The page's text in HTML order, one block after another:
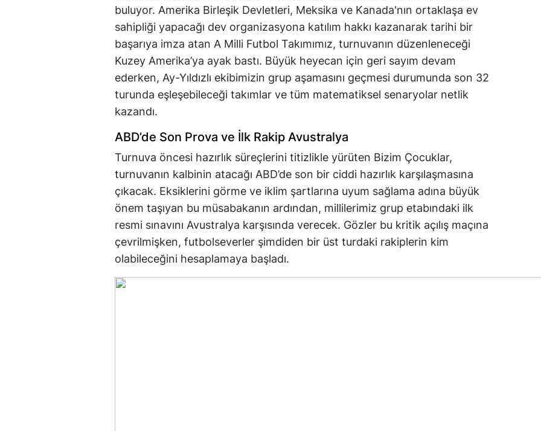
buluyor. Amerika Birleşik Devletleri, Meksika ve Kanada'nın ortaklaşa ev
sahipliği yapacağı dev organizasyona katılım hakkı kazanarak tarihi bir
başarıya imza atan A Milli Futbol Takımımız, turnuvanın düzenleneceği
Kuzey Amerika’ya ayak bastı. Büyük heyecan için geri sayım devam
ederken, Ay-Yıldızlı ekibimizin grup aşamasını geçmesi durumunda son 32
turunda eşleşebileceği takımlar ve tüm matematiksel senaryolar netlik
kazandı.
ABD’de Son Prova ve İlk Rakip Avustralya
Turnuva öncesi hazırlık süreçlerini titizlikle yürüten Bizim Çocuklar,
turnuvanın kalbinin atacağı ABD’de son bir ciddi hazırlık karşılaşmasına
çıkacak. Eksiklerini görme ve iklim şartlarına uyum sağlama adına büyük
önem taşıyan bu müsabakanın ardından, millilerimiz grup etabındaki ilk
resmi sınavını Avustralya karşısında verecek. Gözler bu kritik açılış maçına
çevrilmişken, futbolseverler şimdiden bir üst turdaki rakiplerin kim
olabileceğini hesaplamaya başladı.